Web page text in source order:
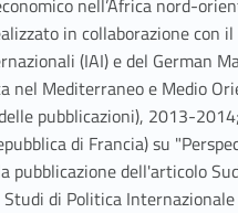
nell’Africa nord-
in collaborazione con il
(IAI) e del German
nel Mediterraneo e Medio
pubblicazioni), 2013-
di Francia) su
dell'articolo
di Politica Internazionale